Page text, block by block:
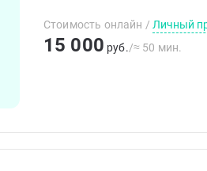
Настоящую Помощь.
Стоимость онлайн / Личный
15 000 руб./≈ 50 мин.